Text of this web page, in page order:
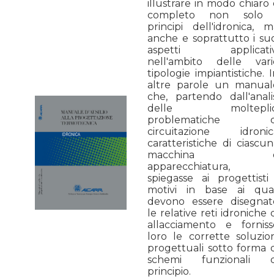
illustrare in modo chiaro
completo non solo
principi dell'idronica,
anche e soprattutto i
aspetti
nell'ambito delle
tipologie impiantistiche.
altre parole un
che, partendo
delle
problematiche
circuitazione
caratteristiche di
macchina
apparecchiatura,
spiegasse ai
motivi in base ai
devono essere
le relative reti idroniche
allacciamento e
loro le corrette
progettuali sotto forma
schemi funzionali
principio.